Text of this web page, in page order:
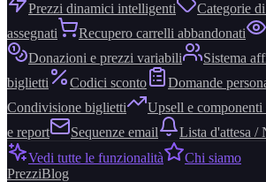
Prezzi dinamici intelligenti Categorie
assegnati
Recupero carrelli abbandonati
Donazioni e prezzi variabili
Sistema
biglietti
Codici sconto
Domande
Condivisione biglietti
Upsell e
e report
Sequenze email
Lista d'attesa /
Vedi tutte le funzionalità
Chi siamo
PrezziBlog